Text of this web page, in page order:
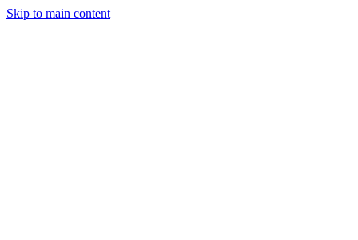
Skip to main content